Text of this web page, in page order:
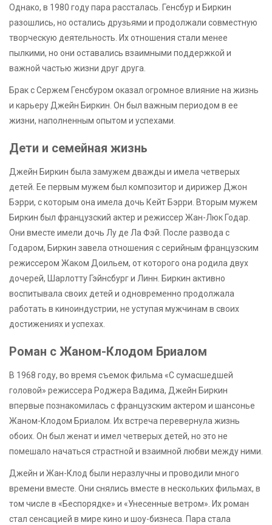
Однако, в 1980 году пара рассталась. Генсбур и Биркин
разошлись, но остались друзьями и продолжали совместную
творческую деятельность. Их отношения стали менее
пылкими, но они оставались взаимными поддержкой и
важной частью жизни друг друга.
Брак с Сержем Генсбуром оказал огромное влияние на жизнь
и карьеру Джейн Биркин. Он был важным периодом в ее
жизни, наполненным опытом и успехами.
Дети и семейная жизнь
Джейн Биркин была замужем дважды и имела четверых
детей. Ее первым мужем был композитор и дирижер Джон
Бэрри, с которым она имела дочь Кейт Бэрри. Вторым мужем
Биркин был французский актер и режиссер Жан-Люк Годар.
Они вместе имели дочь Лу де Ла Фэй. После развода с
Годаром, Биркин завела отношения с серийным французским
режиссером Жаком Доильем, от которого она родила двух
дочерей, Шарлотту Гэйнсбург и Линн. Биркин активно
воспитывала своих детей и одновременно продолжала
работать в киноиндустрии, не уступая мужчинам в своих
достижениях и успехах.
Роман с Жаном-Клодом Бриалом
В 1968 году, во время съемок фильма «С сумасшедшей
головой» режиссера Роджера Вадима, Джейн Биркин
впервые познакомилась с французским актером и шансонье
Жаном-Клодом Бриалом. Их встреча перевернула жизнь
обоих. Он был женат и имел четверых детей, но это не
помешало начаться страстной и взаимной любви между ними.
Джейн и Жан-Клод были неразлучны и проводили много
времени вместе. Они снялись вместе в нескольких фильмах, в
том числе в «Беспорядке» и «Унесенные ветром». Их роман
стал сенсацией в мире кино и шоу-бизнеса. Пара стала